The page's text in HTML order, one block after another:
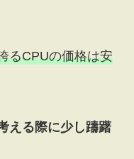
るCPUの価格は安
える際に少し躊躇